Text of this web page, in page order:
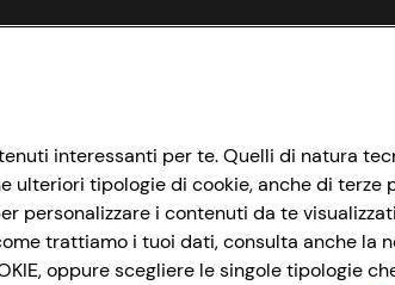
interessanti per te. Quelli di natura
ulteriori tipologie di cookie, anche di terze
personalizzare i contenuti da te
trattiamo i tuoi dati, consulta anche la
oppure scegliere le singole tipologie